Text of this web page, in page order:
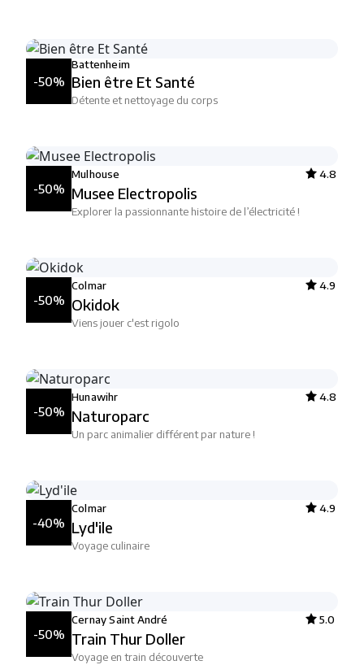
-50%
Battenheim
Bien être Et Santé
Détente et nettoyage du corps
-50%
Mulhouse 4.8
Musee Electropolis
Explorer la passionnante histoire de l’électricité !
-50%
Colmar 4.9
Okidok
Viens jouer c'est rigolo
-50%
Hunawihr 4.8
Naturoparc
Un parc animalier différent par nature !
-40%
Colmar 4.9
Lyd'ile
Voyage culinaire
-50%
Cernay Saint André 5.0
Train Thur Doller
Voyage en train découverte